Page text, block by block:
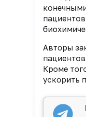
Авторы
Кроме
ускорить